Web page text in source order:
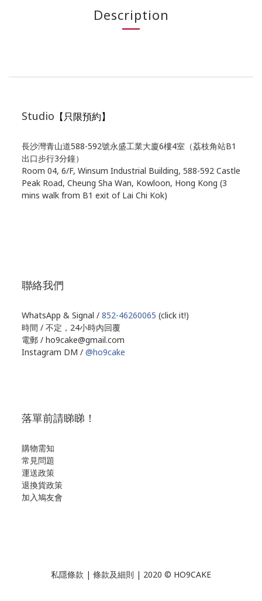
Description
Studio 【只限預約】
長沙灣青山道588-592號永盛工業大廈6樓4室（荔枝角站B1
出口步行3分鐘）
Room 04, 6/F, Winsum Industrial Building, 588-592 Castle
Peak Road, Cheung Sha Wan, Kowloon, Hong Kong (3
mins walk from B1 exit of Lai Chi Kok)
聯絡我們
WhatsApp & Signal / 852-46260065 (click it!)
時間 / 不定，24小時內回覆
電郵 / ho9cake@gmail.com
Instagram DM / @ho9cake
落單前請睇睇！
購物需知
常見問題
運送政策
退換貨政策
加入鳩友會
私隱條款 | 條款及細則 | 2020 © HO9CAKE